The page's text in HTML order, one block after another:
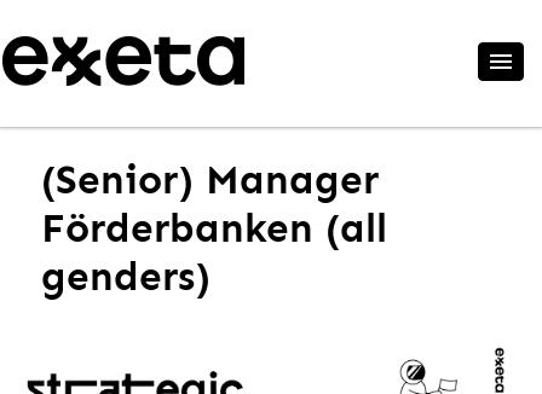
(Senior) Manager
Förderbanken (all
genders)